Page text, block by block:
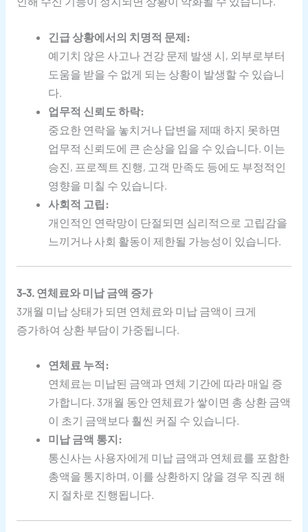
긴급 상황에서의 치명적 문제:
예기치 않은 사고나 건강 문제 발생 시, 외부로부터
도움을 받을 수 없게 되는 상황이 발생할 수 있습니
다.
업무적 신뢰도 하락:
중요한 연락을 놓치거나 답변을 제때 하지 못하면
업무적 신뢰도에 큰 손상을 입을 수 있습니다. 이는
승진, 프로젝트 진행, 고객 만족도 등에도 부정적인
영향을 미칠 수 있습니다.
사회적 고립:
개인적인 연락망이 단절되면 심리적으로 고립감을
느끼거나 사회 활동이 제한될 가능성이 있습니다.
3-3. 연체료와 미납 금액 증가
3개월 미납 상태가 되면 연체료와 미납 금액이 크게
증가하여 상환 부담이 가중됩니다.
연체료 누적:
연체료는 미납된 금액과 연체 기간에 따라 매일 증
가합니다. 3개월 동안 연체료가 쌓이면 총 상환 금액
이 초기 금액보다 훨씬 커질 수 있습니다.
미납 금액 통지:
통신사는 사용자에게 미납 금액과 연체료를 포함한
총액을 통지하며, 이를 상환하지 않을 경우 직권 해
지 절차로 진행됩니다.